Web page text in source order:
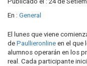
En : General
El lunes que viene
de Paullieronline en el que
alumnos operarán en los
real. Cada participante